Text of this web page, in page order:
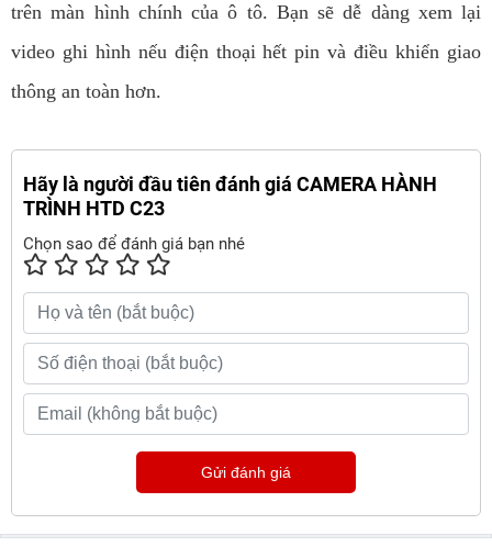
trên màn hình chính của ô tô. Bạn sẽ dễ dàng xem lại
video ghi hình nếu điện thoại hết pin và điều khiển giao
thông an toàn hơn.
Hãy là người đầu tiên đánh giá CAMERA HÀNH
TRÌNH HTD C23
Chọn sao để đánh giá bạn nhé
Gửi đánh giá